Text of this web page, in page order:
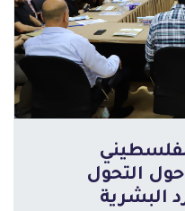
التحول
البشرية